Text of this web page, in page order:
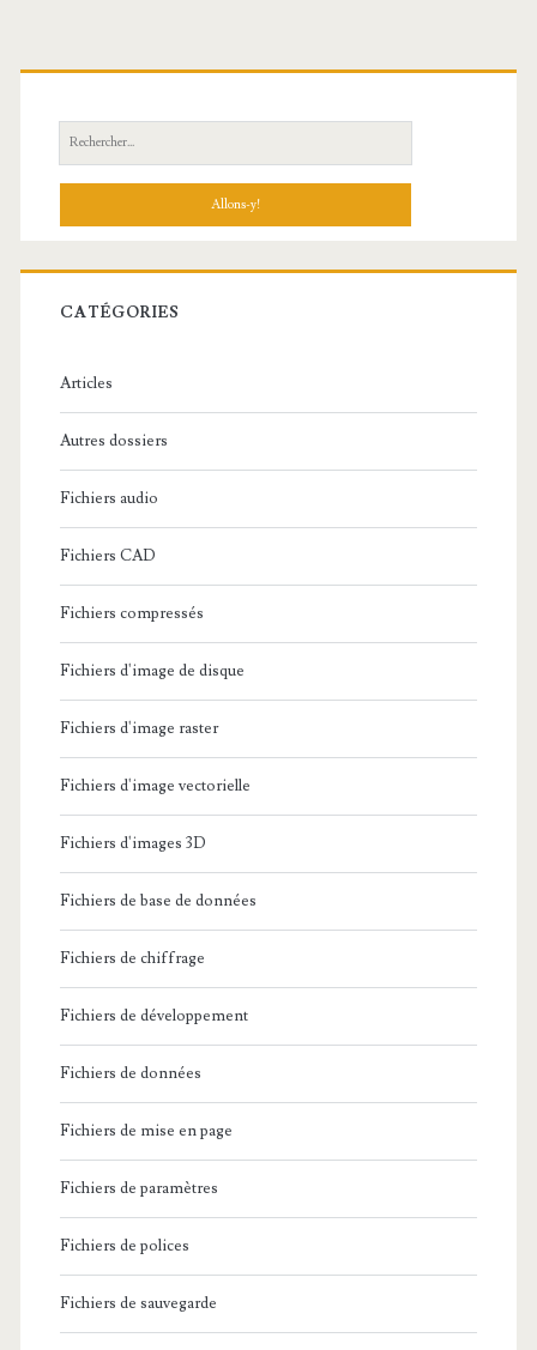
R
e
h
r
c
:
CATÉGORIES
Articles
Autres dossiers
Fichiers audio
Fichiers CAD
Fichiers compressés
Fichiers d'image de disque
Fichiers d'image raster
Fichiers d'image vectorielle
Fichiers d'images 3D
Fichiers de base de données
Fichiers de chiffrage
Fichiers de développement
Fichiers de données
Fichiers de mise en page
Fichiers de paramètres
Fichiers de polices
Fichiers de sauvegarde